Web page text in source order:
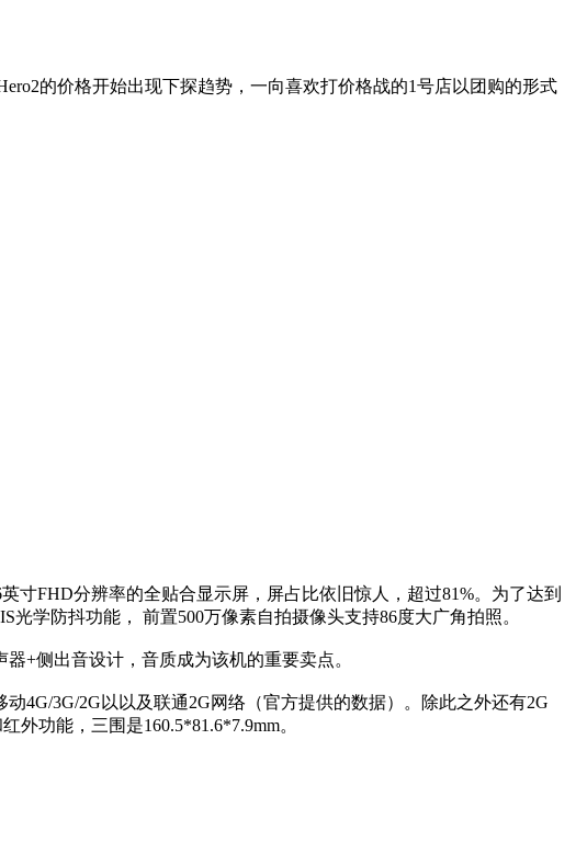
的价格开始出现下探趋势，一向喜欢打价格战的1号店以团购的形式
寸FHD分辨率的全贴合显示屏，屏占比依旧惊人，超过81%。为了达到
学防抖功能， 前置500万像素自拍摄像头支持86度大广角拍照。
+侧出音设计，音质成为该机的重要卖点。
4G/3G/2G以以及联通2G网络（官方提供的数据）。除此之外还有2G
外功能，三围是160.5*81.6*7.9mm。